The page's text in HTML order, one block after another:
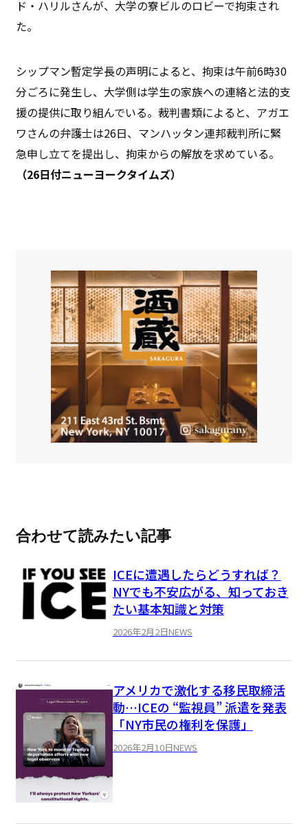
ド・ハリルさんが、大学の寮ビルのロビーで拘束され
た。
シップマン暫定学長の声明によると、拘束は午前6時30
分ごろに発生し、大学側は学生の家族への連絡と法的支
援の提供に取り組んでいる。裁判書類によると、アガエ
ワさんの弁護士は26日、マンハッタン連邦裁判所に緊
急申し立てを提出し、拘束からの解放を求めている。
（26日付ニューヨークタイムズ）
合わせて読みたい記事
ICEに遭遇したらどうすれば？
NYでも不安広がる、知っておき
たい基本知識と対策
2026年2月2日NEWS
アメリカで激化する移民取締活
動…ICEの “監視員” 派遣を発表
「NY市民の権利を保護」
2026年2月10日NEWS